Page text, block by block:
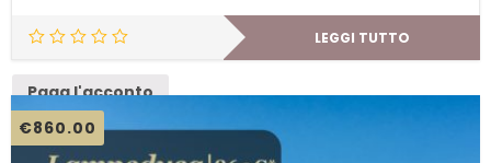
LEGGI TUTTO
Paga l'acconto
€860.00